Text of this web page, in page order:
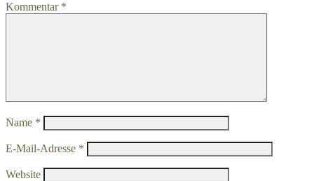
Kommentar *
Name *
E-Mail-Adresse *
Website